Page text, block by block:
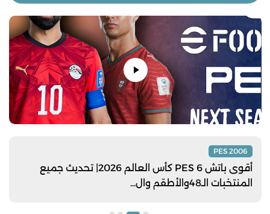
PES 2006
أقوى باتش PES 6 كأس العالم 2026| تحديث جميع
المنتخبات الـ48والأطقم وال...